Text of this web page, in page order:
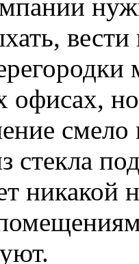
офисах,
смело
стекла
никакой